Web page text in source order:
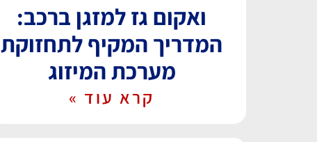
ואקום גז למזגן ברכב:
המדריך המקיף לתחזוקת
מערכת המיזוג
קרא עוד »